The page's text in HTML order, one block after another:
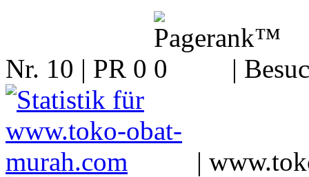
Nr. 10 | PR 0 |
|